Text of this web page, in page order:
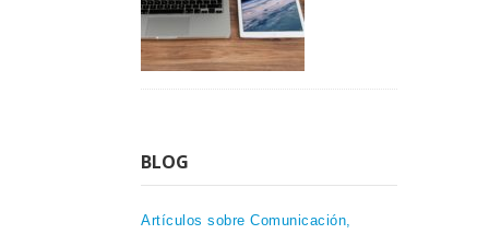
BLOG
Artículos sobre Comunicación,